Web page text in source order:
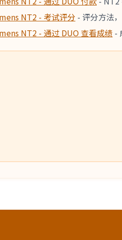
NT2 - 考试评分 - 评分方法
NT2 - 通过 DUO 查看成绩 -